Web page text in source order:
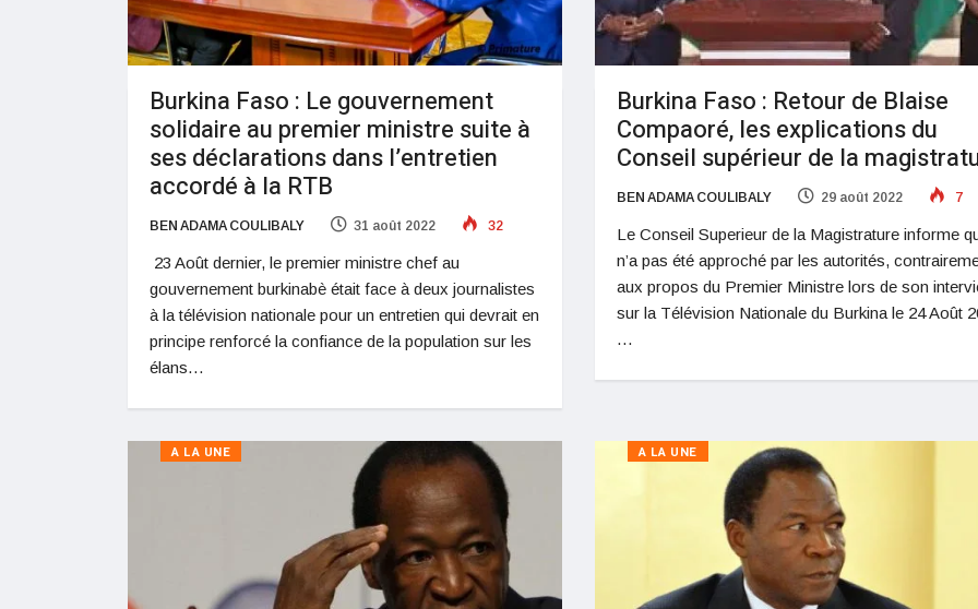
Burkina Faso : Le gouvernement
solidaire au premier ministre suite à
ses déclarations dans l’entretien
accordé à la RTB
BEN ADAMA COULIBALY 31 août 2022 32
23 Août dernier, le premier ministre chef au
gouvernement burkinabè était face à deux journalistes
à la télévision nationale pour un entretien qui devrait en
principe renforcé la confiance de la population sur les
élans…
Burkina Faso : Retour de Blaise
Compaoré, les explications du
Conseil supérieur de la
BEN ADAMA COULIBALY 29 août 2022 7
Le Conseil Superieur de la Magistrature informe
n’a pas été approché par les autorités,
aux propos du Premier Ministre lors de son
sur la Télévision Nationale du Burkina le 24 Août
…
A LA UNE A LA UNE